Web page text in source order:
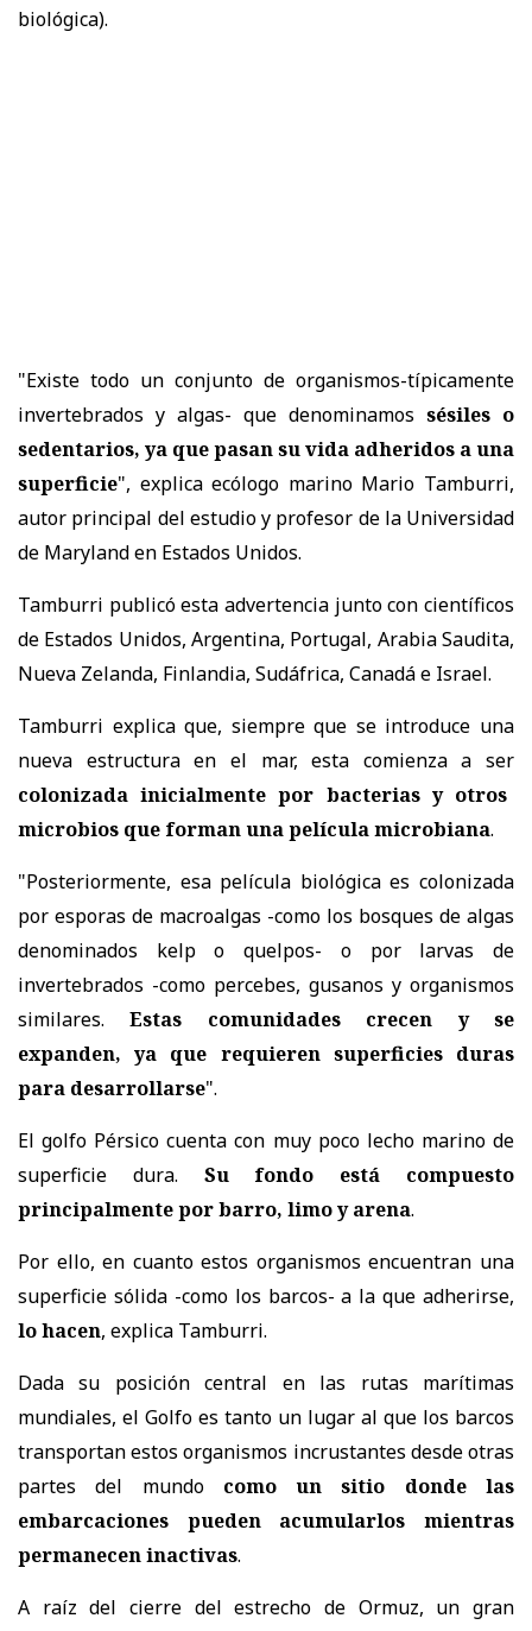
biológica).
"Existe todo un conjunto de organismos-típicamente
invertebrados y algas- que denominamos sésiles o
sedentarios, ya que pasan su vida adheridos a una
superficie", explica ecólogo marino Mario Tamburri,
autor principal del estudio y profesor de la Universidad
de Maryland en Estados Unidos.
Tamburri publicó esta advertencia junto con científicos
de Estados Unidos, Argentina, Portugal, Arabia Saudita,
Nueva Zelanda, Finlandia, Sudáfrica, Canadá e Israel.
Tamburri explica que, siempre que se introduce una
nueva estructura en el mar, esta comienza a ser
colonizada inicialmente por bacterias y otros
microbios que forman una película microbiana.
"Posteriormente, esa película biológica es colonizada
por esporas de macroalgas -como los bosques de algas
denominados kelp o quelpos- o por larvas de
invertebrados -como percebes, gusanos y organismos
similares.Estas comunidades crecen y se
expanden, ya que requieren superficies duras
para desarrollarse".
El golfo Pérsico cuenta con muy poco lecho marino de
superficie dura. Su fondo está compuesto
principalmente por barro, limo y arena.
Por ello, en cuanto estos organismos encuentran una
superficie sólida -como los barcos- a la que adherirse,
lo hacen, explica Tamburri.
Dada su posición central en las rutas marítimas
mundiales, el Golfo es tanto un lugar al que los barcos
transportan estos organismos incrustantes desde otras
partes del mundo como un sitio donde las
embarcaciones pueden acumularlos mientras
permanecen inactivas.
A raíz del cierre del estrecho de Ormuz, un gran